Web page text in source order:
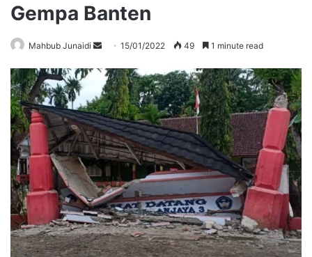
Gempa Banten
Mahbub Junaidi
Send
email
15/01/2022 49 1 minute read